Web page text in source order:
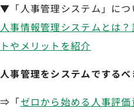
▼「人事管理システム」につ
人事情報管理システムとは
トやメリットを紹介
人事管理をシステムでする
⇒「ゼロから始める人事評